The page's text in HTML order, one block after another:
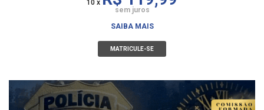
10 x
sem juros
SAIBA MAIS
MATRICULE-SE